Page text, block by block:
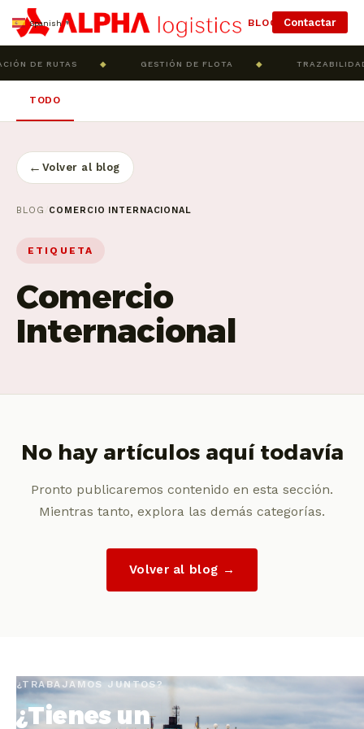
BLOG Contactar
DE RUTAS ◆ GESTIÓN DE FLOTA ◆
TODO
← Volver al blog
BLOG COMERCIO INTERNACIONAL
ETIQUETA
Comercio
Internacional
No hay artículos aquí todavía
Pronto publicaremos contenido en esta sección.
Mientras tanto, explora las demás categorías.
Volver al blog →
¿TRABAJAMOS JUNTOS?
¿Tienes un
Spanish ▼